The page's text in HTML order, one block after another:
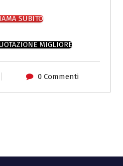
SUBITO
MIGLIORE
0 Commenti